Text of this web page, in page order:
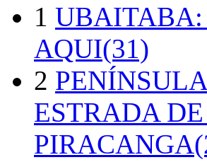
1
AQUI(31)
2
ESTRADA